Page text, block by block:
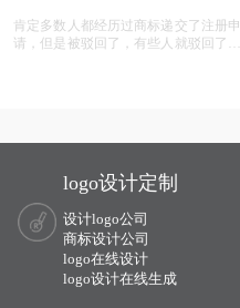
肯定多数人都经历过商标递交了注册申
请，但是被驳回了，有些人就驳回了就
logo设计定制
设计logo公司
商标设计公司
logo在线设计
logo设计在线生成